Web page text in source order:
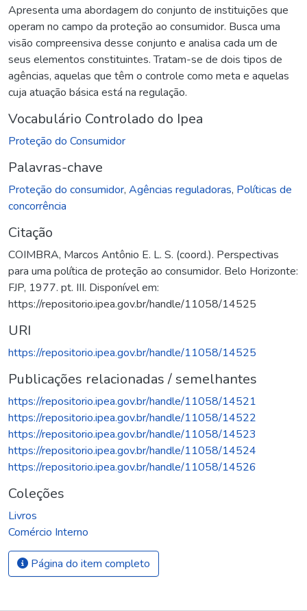
Apresenta uma abordagem do conjunto de instituições que
operam no campo da proteção ao consumidor. Busca uma
visão compreensiva desse conjunto e analisa cada um de
seus elementos constituintes. Tratam-se de dois tipos de
agências, aquelas que têm o controle como meta e aquelas
cuja atuação básica está na regulação.
Vocabulário Controlado do Ipea
Proteção do Consumidor
Palavras-chave
Proteção do consumidor, Agências reguladoras, Políticas de
concorrência
Citação
COIMBRA, Marcos Antônio E. L. S. (coord.). Perspectivas
para uma política de proteção ao consumidor. Belo Horizonte:
FJP, 1977. pt. III. Disponível em:
https://repositorio.ipea.gov.br/handle/11058/14525
URI
https://repositorio.ipea.gov.br/handle/11058/14525
Publicações relacionadas / semelhantes
https://repositorio.ipea.gov.br/handle/11058/14521
https://repositorio.ipea.gov.br/handle/11058/14522
https://repositorio.ipea.gov.br/handle/11058/14523
https://repositorio.ipea.gov.br/handle/11058/14524
https://repositorio.ipea.gov.br/handle/11058/14526
Coleções
Livros
Comércio Interno
Página do item completo